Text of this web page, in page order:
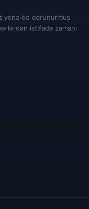
yenə də qorunurmuş
istifadə zamanı